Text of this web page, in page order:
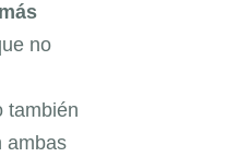
no
también
ambas